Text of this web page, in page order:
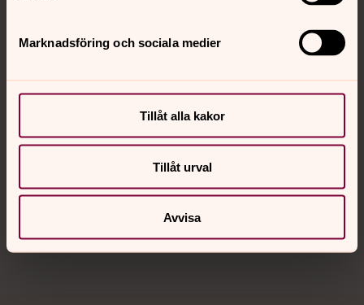
Marknadsföring och sociala medier
Tillåt alla kakor
Tillåt urval
Avvisa
Kalender
Hitta snabbt
Sociala kanaler